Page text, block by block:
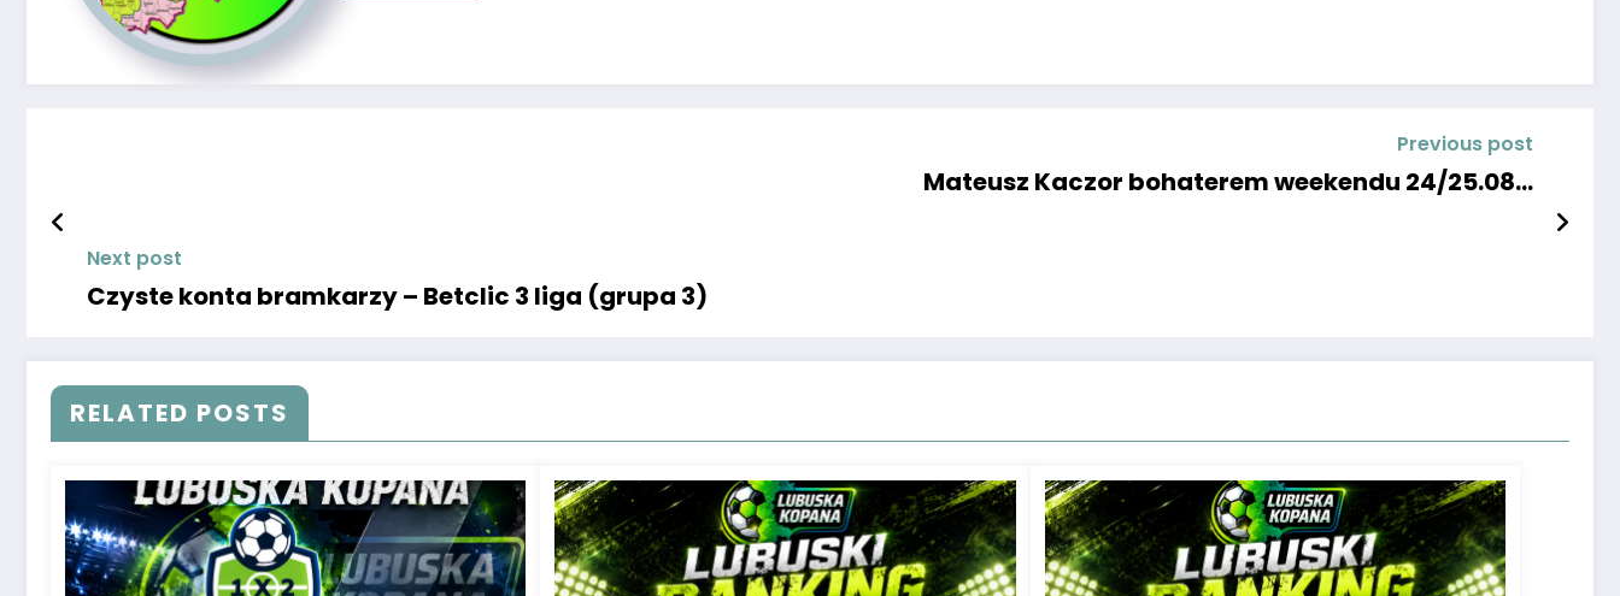
Previous post
Mateusz Kaczor bohaterem weekendu 24/25.08…
Next post
Czyste konta bramkarzy – Betclic 3 liga (grupa 3)
RELATED POSTS